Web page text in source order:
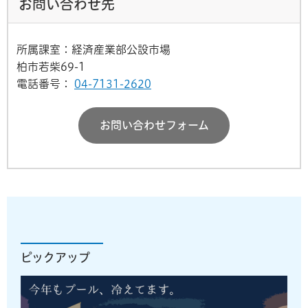
お問い合わせ先
所属課室：経済産業部公設市場
柏市若柴69-1
電話番号：
04-7131-2620
お問い合わせフォーム
ピックアップ